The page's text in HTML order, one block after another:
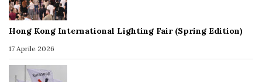
Hong Kong International Lighting Fair (Spring Edition)
17 Aprile 2026